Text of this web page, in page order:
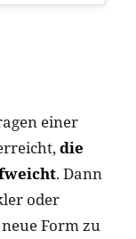
einer
die
. Dann
oder
Form zu